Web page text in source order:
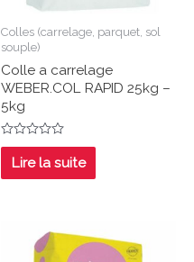
Colles (carrelage, parquet, sol
souple)
Colle a carrelage
WEBER.COL RAPID 25kg –
5kg
Note
sur
5
Lire la suite